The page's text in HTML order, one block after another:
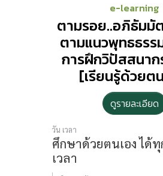
e-learning
ตามรอย..อภิธัมมั
ตามแนวพุทธธรร
การฝึกวิปัสสนา
[เรียนรู้ด้วยต
ดูรายละเอียด
วัน เวลา
ศึกษาด้วยตนเองได้
เวลา